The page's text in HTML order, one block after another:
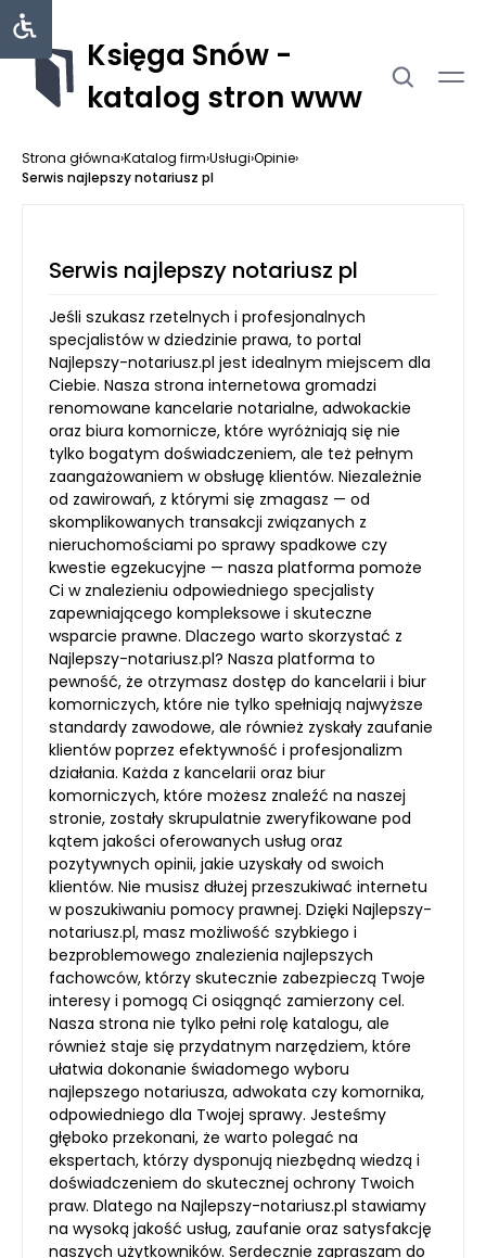
Księga Snów -
katalog stron www
Strona główna›Katalog firm›Usługi›Opinie›
Serwis najlepszy notariusz pl
Serwis najlepszy notariusz pl
Jeśli szukasz rzetelnych i profesjonalnych
specjalistów w dziedzinie prawa, to portal
Najlepszy-notariusz.pl jest idealnym miejscem dla
Ciebie. Nasza strona internetowa gromadzi
renomowane kancelarie notarialne, adwokackie
oraz biura komornicze, które wyróżniają się nie
tylko bogatym doświadczeniem, ale też pełnym
zaangażowaniem w obsługę klientów. Niezależnie
od zawirowań, z którymi się zmagasz — od
skomplikowanych transakcji związanych z
nieruchomościami po sprawy spadkowe czy
kwestie egzekucyjne — nasza platforma pomoże
Ci w znalezieniu odpowiedniego specjalisty
zapewniającego kompleksowe i skuteczne
wsparcie prawne. Dlaczego warto skorzystać z
Najlepszy-notariusz.pl? Nasza platforma to
pewność, że otrzymasz dostęp do kancelarii i biur
komorniczych, które nie tylko spełniają najwyższe
standardy zawodowe, ale również zyskały zaufanie
klientów poprzez efektywność i profesjonalizm
działania. Każda z kancelarii oraz biur
komorniczych, które możesz znaleźć na naszej
stronie, zostały skrupulatnie zweryfikowane pod
kątem jakości oferowanych usług oraz
pozytywnych opinii, jakie uzyskały od swoich
klientów. Nie musisz dłużej przeszukiwać internetu
w poszukiwaniu pomocy prawnej. Dzięki Najlepszy-
notariusz.pl, masz możliwość szybkiego i
bezproblemowego znalezienia najlepszych
fachowców, którzy skutecznie zabezpieczą Twoje
interesy i pomogą Ci osiągnąć zamierzony cel.
Nasza strona nie tylko pełni rolę katalogu, ale
również staje się przydatnym narzędziem, które
ułatwia dokonanie świadomego wyboru
najlepszego notariusza, adwokata czy komornika,
odpowiedniego dla Twojej sprawy. Jesteśmy
głęboko przekonani, że warto polegać na
ekspertach, którzy dysponują niezbędną wiedzą i
doświadczeniem do skutecznej ochrony Twoich
praw. Dlatego na Najlepszy-notariusz.pl stawiamy
na wysoką jakość usług, zaufanie oraz satysfakcję
naszych użytkowników. Serdecznie zapraszam do